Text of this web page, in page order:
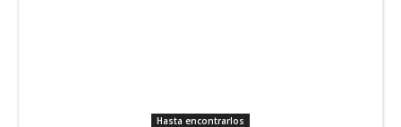
Hasta encontrarlos